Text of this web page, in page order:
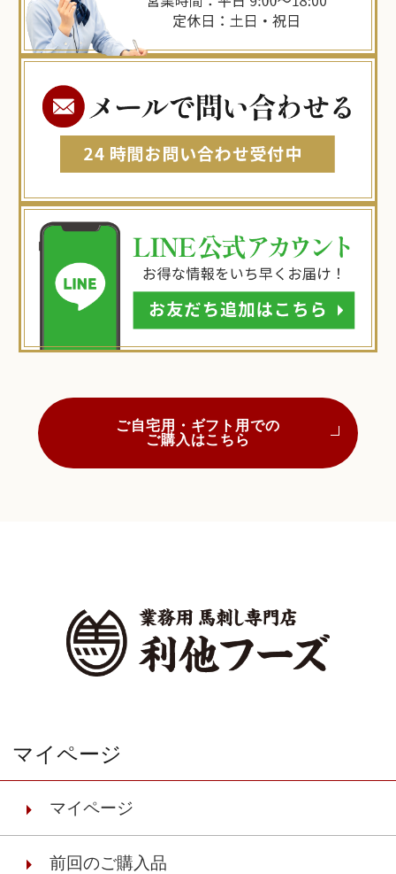
ご自宅用・ギフト用での
ご購入はこちら
マイページ
マイページ
前回のご購入品